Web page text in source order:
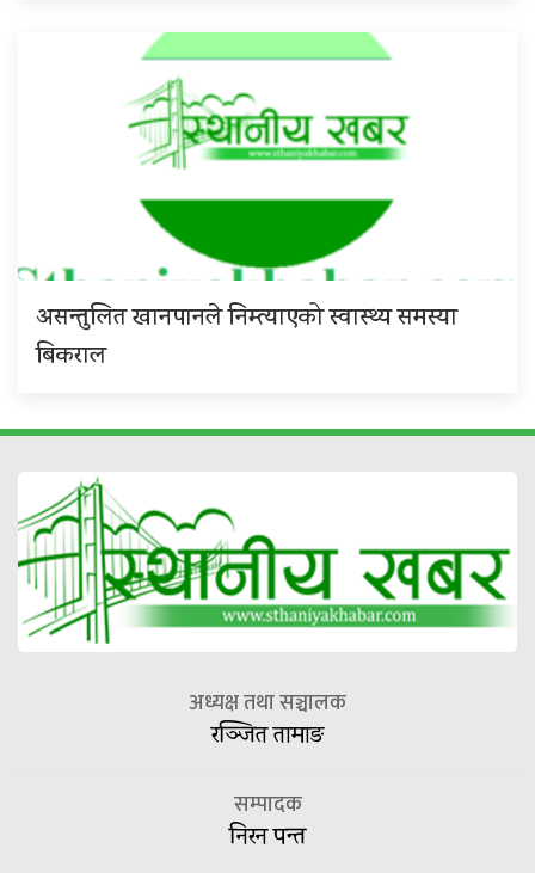
असन्तुलित खानपानले निम्त्याएको स्वास्थ्य समस्या
बिकराल
अध्यक्ष तथा सञ्चालक
रञ्जित तामाङ
सम्पादक
निरन पन्त